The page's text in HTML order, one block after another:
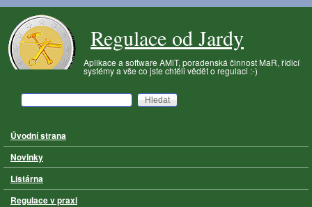
Regulace od Jardy
Aplikace a software AMiT, poradenská činnost MaR, řídicí
systémy a vše co jste chtěli vědět o regulaci :-)
Vyhledávání
Hledat
Hlavní menu
Úvodní strana
Novinky
Listárna
Regulace v praxi